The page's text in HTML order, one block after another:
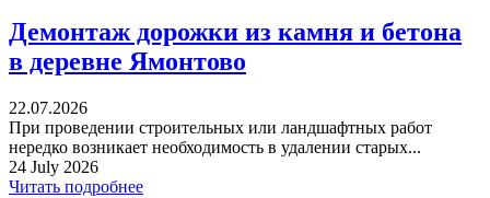
Демонтаж дорожки из камня и бетона
в деревне Ямонтово
22.07.2026
При проведении строительных или ландшафтных работ
нередко возникает необходимость в удалении старых...
24 July 2026
Читать подробнее